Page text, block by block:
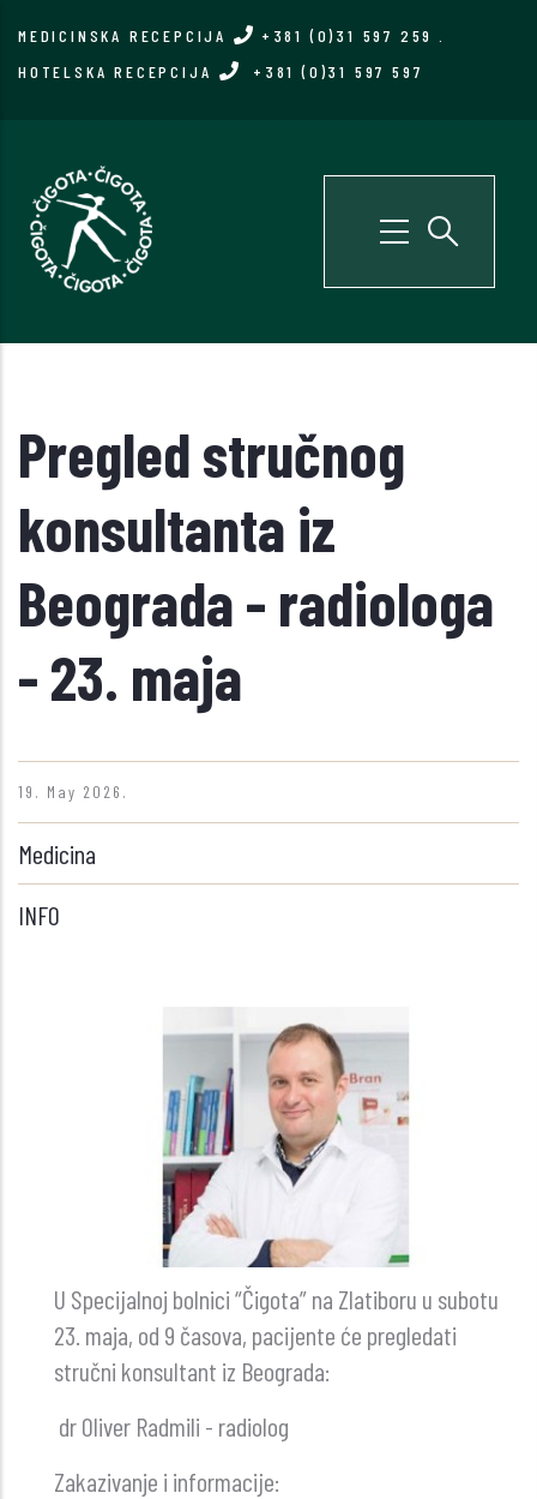
MEDICINSKA RECEPCIJA +381 (0)31 597 259
HOTELSKA RECEPCIJA
+381 (0)31 597 597
Pregled stručnog
konsultanta iz
Beograda - radiologa
- 23. maja
19. May 2026.
Medicina
INFO
U Specijalnoj bolnici “Čigota” na Zlatiboru u subotu
23. maja, od 9 časova, pacijente će pregledati
stručni konsultant iz Beograda:
dr Oliver Radmili - radiolog
Zakazivanje i informacije: